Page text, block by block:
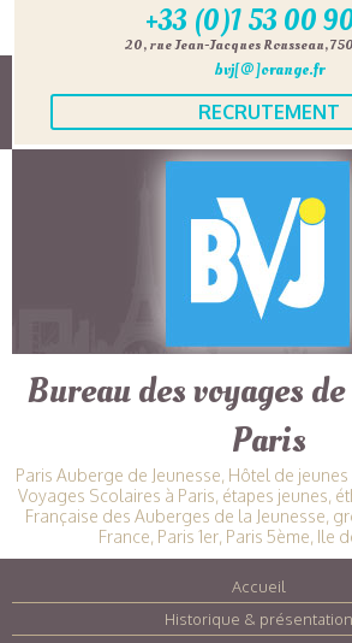
+33 (0)1 53 00
20, rue Jean-Jacques Rousseau,
bvj[@]orange.fr
RECRUTEMENT
Bureau des voyages
Paris
Paris Auberge de Jeunesse, Hôtel de
Voyages Scolaires à Paris, étapes jeunes,
Française des Auberges de la Jeunesse,
France, Paris 1er, Paris 5ème, Ile
Accueil
Historique & présentation